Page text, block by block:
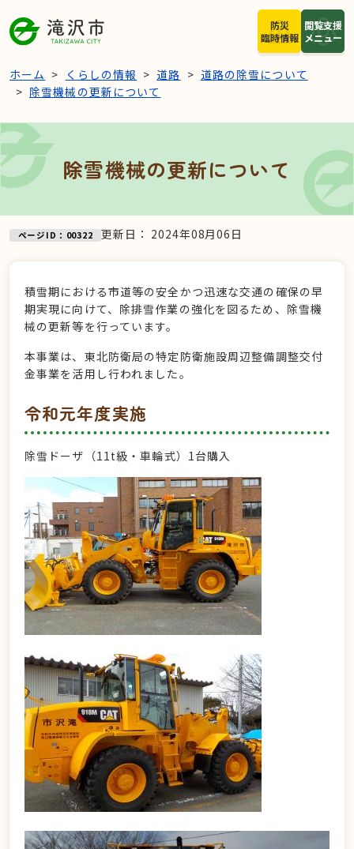
閲覧支援
メニュー
防災
臨時情報
ホーム くらしの情報 道路
道路の除雪について
除雪機械の更新について
除雪機械の更新について
ページID：00322 更新日： 2024年08月06日
積雪期における市道等の安全かつ迅速な交通の確保の早
期実現に向けて、除排雪作業の強化を図るため、除雪機
械の更新等を行っています。
本事業は、東北防衛局の特定防衛施設周辺整備調整交付
金事業を活用し行われました。
令和元年度実施
除雪ドーザ（11t級・車輪式）1台購入